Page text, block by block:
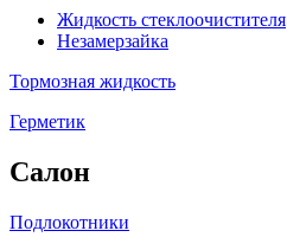
Жидкость стеклоочистителя
Незамерзайка
Тормозная жидкость
Герметик
Салон
Подлокотники